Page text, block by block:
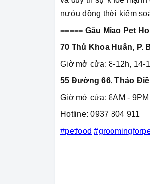
nướu đồng thời kiểm
===== Gâu Miao Pet
70 Thủ Khoa Huân, P.
Giờ mở cửa: 8-12h, 14-
55 Đường 66, Thảo
Giờ mở cửa: 8AM - 9PM
Hotline: 0937 804 911
#petfood